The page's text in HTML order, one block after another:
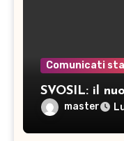
Comunicati
SVOSIL: il
master